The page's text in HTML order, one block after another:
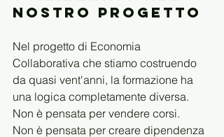
nostro progetto
Nel progetto di Economia
Collaborativa che stiamo costruendo
da quasi vent'anni, la formazione ha
una logica completamente diversa.
Non è pensata per vendere corsi.
Non è pensata per creare dipendenza